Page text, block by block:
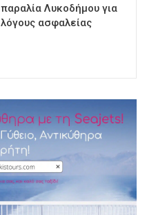
παραλία Λυκοδήμου για
λόγους ασφαλείας